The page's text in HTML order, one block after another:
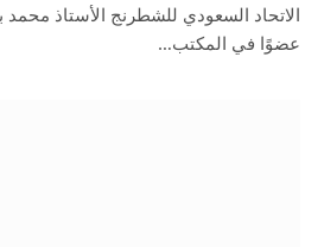
الاتحاد السعودي للشطرنج الأستاذ
عضوًا في المكتب…